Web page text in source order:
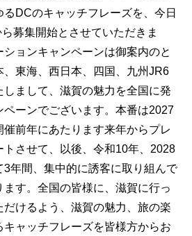
DCのキャッチフレーズを、今日
募集開始とさせていただきま
ョンキャンペーンは御案内のと
、東海、西日本、四国、九州JR6
まして、滋賀の魅力を全国に発
ーンでございます。本番は2027
前年にあたります来年からプレ
トさせて、以後、令和10年、2028
年間、集中的に誘客に取り組んで
す。全国の皆様に、滋賀に行っ
けるよう、滋賀の魅力、旅の楽
キャッチフレーズを皆様方からお